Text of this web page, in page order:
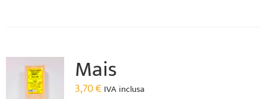
Mais
3,70€ IVA inclusa